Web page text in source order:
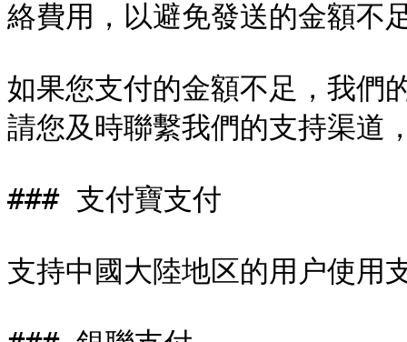
絡費用，以避免發送的金額不
如果您支付的金額不足，我們
請您及時聯繫我們的支持渠道
### 支付寶支付
支持中國大陸地区的用户使用